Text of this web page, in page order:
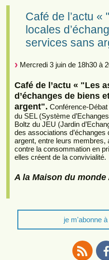
Café de l’actu
locales
services sans
Mercredi 3 juin de 18h30 à
Café de l’actu « "Les
d’échanges de biens
argent". Conférence-
du SEL (Système
Boltz du JEU (Jardin
des associations
argent, entre leurs membres,
contre la consommation en
elles créent de la convivialité.
A la Maison du
je m'abonne